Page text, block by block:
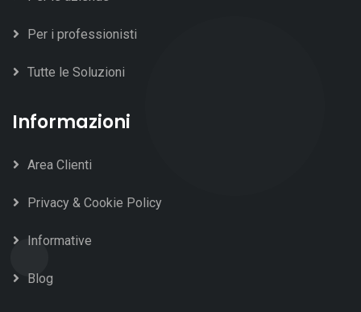
Per i professionisti
Tutte le Soluzioni
Informazioni
Area Clienti
Privacy & Cookie Policy
Informative
Blog